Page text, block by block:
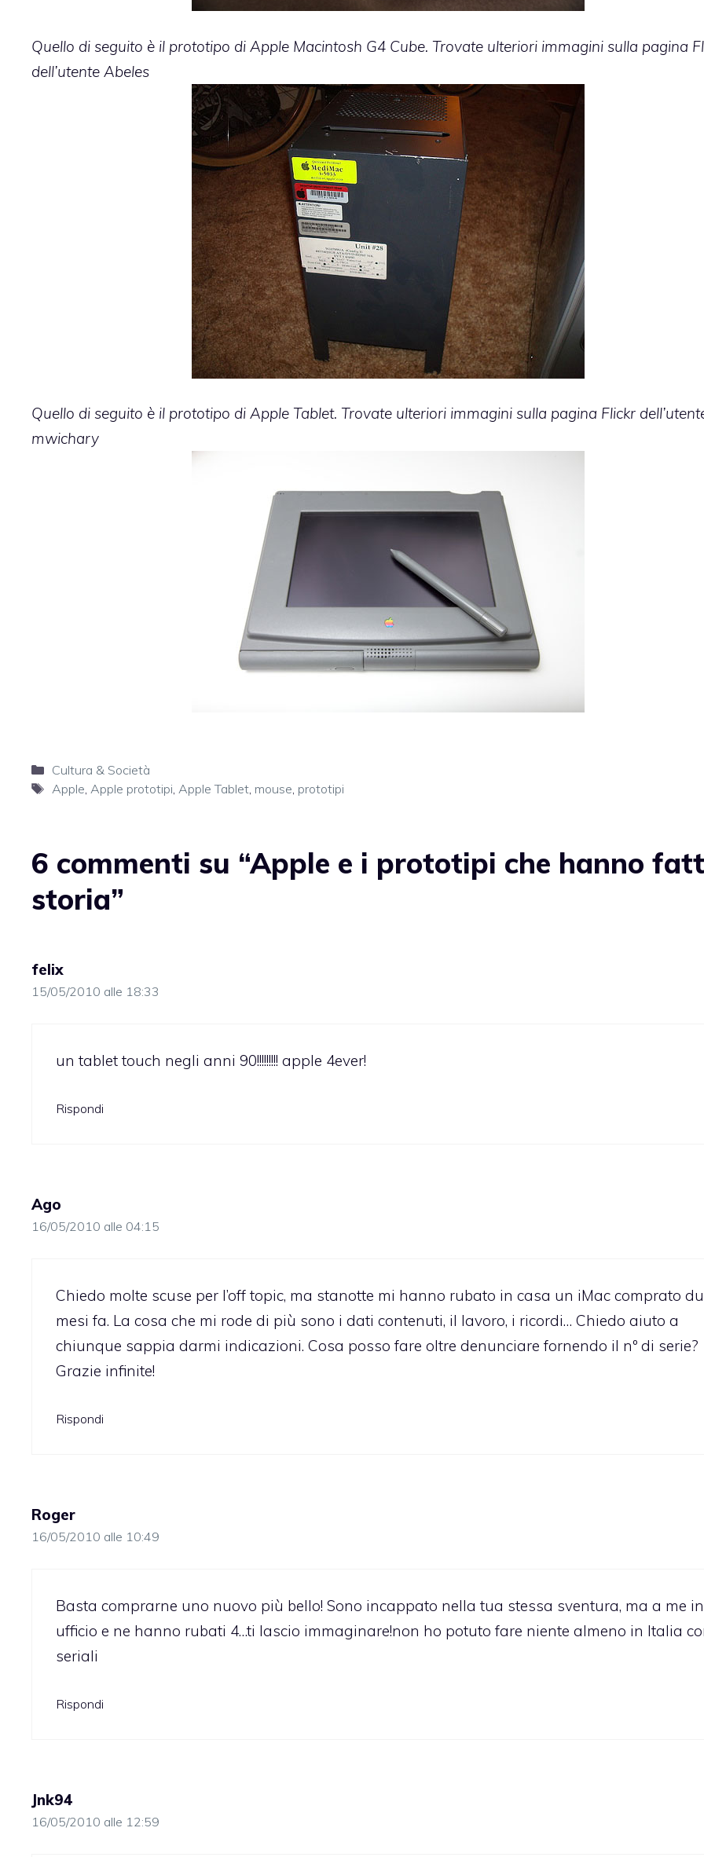
Quello di seguito è il prototipo di Apple Macintosh G4 Cube. Trovate ulteriori immagini sulla pagina
dell’utente Abeles
Quello di seguito è il prototipo di Apple Tablet. Trovate ulteriori immagini sulla pagina Flickr
mwichary
Categorie
Cultura & Società
Tag
Apple, Apple prototipi, Apple Tablet, mouse, prototipi
6 commenti su “Apple e i prototipi che hanno
storia”
felix
15/05/2010 alle 18:33
un tablet touch negli anni 90!!!!!!!!! apple 4ever!
Rispondi
Ago
16/05/2010 alle 04:15
Chiedo molte scuse per l’off topic, ma stanotte mi hanno rubato in casa un iMac comprato
mesi fa. La cosa che mi rode di più sono i dati contenuti, il lavoro, i ricordi… Chiedo aiuto a
chiunque sappia darmi indicazioni. Cosa posso fare oltre denunciare fornendo il nº di serie?
Grazie infinite!
Rispondi
Roger
16/05/2010 alle 10:49
Basta comprarne uno nuovo più bello! Sono incappato nella tua stessa sventura, ma a me in
ufficio e ne hanno rubati 4…ti lascio immaginare!non ho potuto fare niente almeno in Italia
seriali
Rispondi
Jnk94
16/05/2010 alle 12:59